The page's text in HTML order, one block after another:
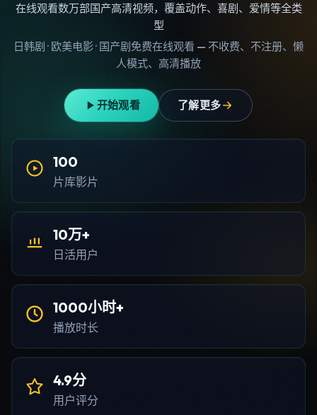
在线观看数万部国产高清视频，覆盖动作、喜剧、爱情等全类
型
日韩剧 · 欧美电影 · 国产剧免费在线观看 — 不收费、不注册、懒
人模式、高清播放
开始观看 了解更多
100
片库影片
10万+
日活用户
1000小时+
播放时长
4.9分
用户评分